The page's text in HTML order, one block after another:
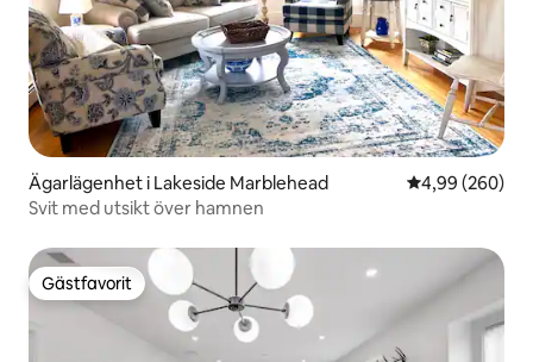
Ägarlägenhet i Lakeside Marblehead 4,99 av 5 i
4,99 (260)
Svit med utsikt över hamnen
Gästfavorit
Gästfavorit